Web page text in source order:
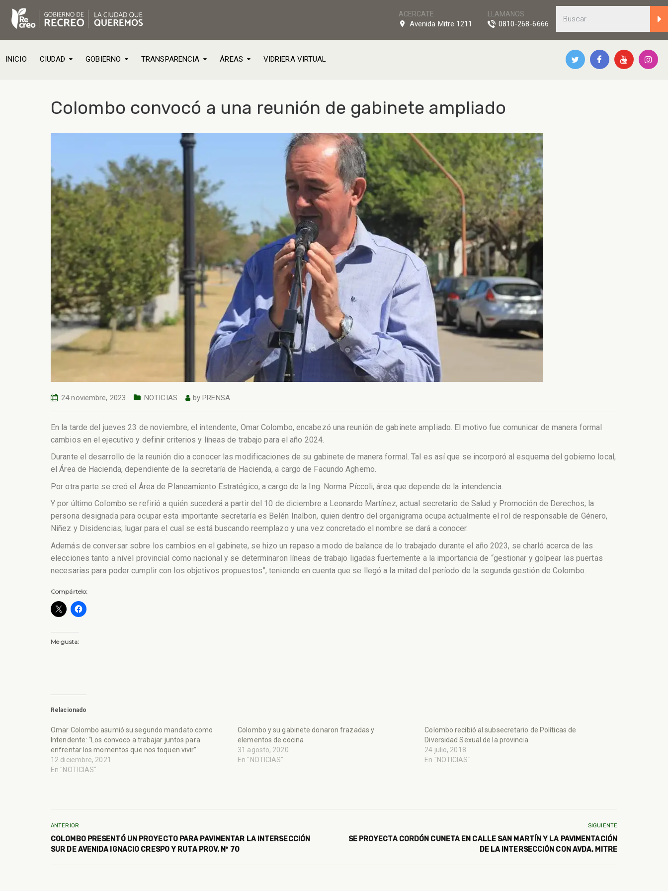
LLAMANOS
0810-268-6666
ACERCATE
Avenida Mitre 1211
INICIO CIUDAD GOBIERNO TRANSPARENCIA ÁREAS VIDRIERA VIRTUAL
Colombo convocó a una reunión de gabinete ampliado
24 noviembre, 2023 NOTICIAS byPRENSA
En la tarde del jueves 23 de noviembre, el intendente, Omar Colombo, encabezó una reunión de gabinete ampliado. El motivo fue comunicar de manera formal
cambios en el ejecutivo y definir criterios y líneas de trabajo para el año 2024.
Durante el desarrollo de la reunión dio a conocer las modificaciones de su gabinete de manera formal. Tal es así que se incorporó al esquema del gobierno local,
el Área de Hacienda, dependiente de la secretaría de Hacienda, a cargo de Facundo Aghemo.
Por otra parte se creó el Área de Planeamiento Estratégico, a cargo de la Ing. Norma Píccoli, área que depende de la intendencia.
Y por último Colombo se refirió a quién sucederá a partir del 10 de diciembre a Leonardo Martínez, actual secretario de Salud y Promoción de Derechos; la
persona designada para ocupar esta importante secretaría es Belén Inalbon, quien dentro del organigrama ocupa actualmente el rol de responsable de Género,
Niñez y Disidencias; lugar para el cual se está buscando reemplazo y una vez concretado el nombre se dará a conocer.
Además de conversar sobre los cambios en el gabinete, se hizo un repaso a modo de balance de lo trabajado durante el año 2023, se charló acerca de las
elecciones tanto a nivel provincial como nacional y se determinaron líneas de trabajo ligadas fuertemente a la importancia de “gestionar y golpear las puertas
necesarias para poder cumplir con los objetivos propuestos”, teniendo en cuenta que se llegó a la mitad del período de la segunda gestión de Colombo.
Compártelo:
Me gusta:
Relacionado
Omar Colombo asumió su segundo mandato como
Intendente: “Los convoco a trabajar juntos para
enfrentar los momentos que nos toquen vivir”
12 diciembre, 2021
En "NOTICIAS"
Colombo y su gabinete donaron frazadas y
elementos de cocina
31 agosto, 2020
En "NOTICIAS"
Colombo recibió al subsecretario de Políticas de
Diversidad Sexual de la provincia
24 julio, 2018
En "NOTICIAS"
ANTERIOR
COLOMBO PRESENTÓ UN PROYECTO PARA PAVIMENTAR LA INTERSECCIÓN
SUR DE AVENIDA IGNACIO CRESPO Y RUTA PROV. Nº 70
SIGUIENTE
SE PROYECTA CORDÓN CUNETA EN CALLE SAN MARTÍN Y LA PAVIMENTACIÓN
DE LA INTERSECCIÓN CON AVDA. MITRE